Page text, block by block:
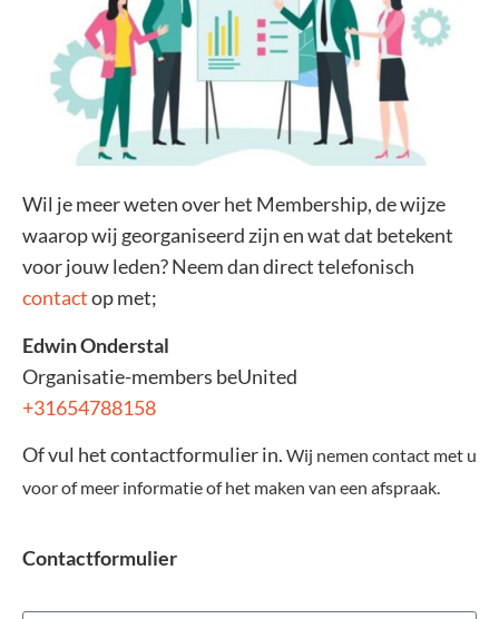
Wil je meer weten over het Membership, de wijze
waarop wij georganiseerd zijn en wat dat betekent
voor jouw leden? Neem dan direct telefonisch
contactop met;
Edwin Onderstal
Organisatie-members beUnited
+31654788158
Of vul het contactformulier in. Wij nemen contact met u
voor of meer informatie of het maken van een afspraak.
Contactformulier